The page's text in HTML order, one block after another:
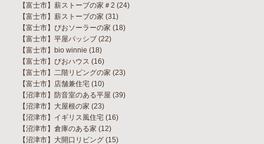
【富士市】薪ストーブの家＃2 (24)
【富士市】薪ストーブの家 (31)
【富士市】びおソーラーの家 (18)
【富士市】平屋パッシブ (22)
【富士市】bio winnie (18)
【富士市】びおハウス (16)
【富士市】二階リビングの家 (23)
【富士市】店舗兼住宅 (10)
【沼津市】防音室のある平屋 (39)
【沼津市】大屋根の家 (23)
【沼津市】イギリス風住宅 (16)
【沼津市】倉庫のある家 (12)
【沼津市】大開口リビング (15)